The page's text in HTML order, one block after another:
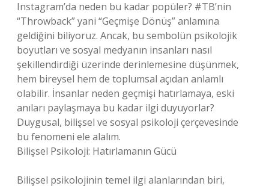
Instagram’da neden bu kadar popüler? #TB’nin
“Throwback” yani “Geçmişe Dönüş” anlamına
geldiğini biliyoruz. Ancak, bu sembolün psikolojik
boyutları ve sosyal medyanın insanları nasıl
şekillendirdiği üzerinde derinlemesine düşünmek,
hem bireysel hem de toplumsal açıdan anlamlı
olabilir. İnsanlar neden geçmişi hatırlamaya, eski
anıları paylaşmaya bu kadar ilgi duyuyorlar?
Duygusal, bilişsel ve sosyal psikoloji çerçevesinde
bu fenomeni ele alalım.
Bilişsel Psikoloji: Hatırlamanın Gücü
Bilişsel psikolojinin temel ilgi alanlarından biri,